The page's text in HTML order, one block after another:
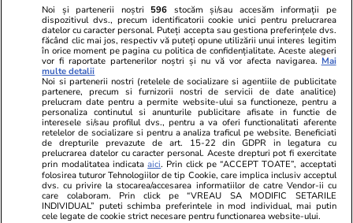
Traian Băsescu îi cere lui Ilie
Bolojan să refacă coaliția cu
PSD: „Trebuie să plătească ce
au stricat”
PARTENERI
Noi și partenerii noștri 596 stocăm și/sau accesăm informații pe
dispozitivul dvs., precum identificatorii cookie unici pentru prelucrarea
datelor cu caracter personal. Puteți accepta sau gestiona preferințele dvs.
făcând clic mai jos, respectiv vă puteți opune utilizării unui interes legitim
în orice moment pe pagina cu politica de confidențialitate. Aceste alegeri
vor fi raportate partenerilor noștri și nu vă vor afecta navigarea. Mai
multe detalii
Noi si partenerii nostri (retelele de socializare si agentiile de publicitate
partenere, precum si furnizorii nostri de servicii de date analitice)
prelucram date pentru a permite website-ului sa functioneze, pentru a
personaliza continutul si anunturile publicitare afisate in functie de
interesele si/sau profilul dvs., pentru a va oferi functionalitati aferente
retelelor de socializare si pentru a analiza traficul pe website. Beneficiati
de drepturile prevazute de art. 15-22 din GDPR in legatura cu
prelucrarea datelor cu caracter personal. Aceste drepturi pot fi exercitate
prin modalitatea indicataaici. Prin click pe “ACCEPT TOATE”, acceptati
folosirea tuturor Tehnologiilor de tip Cookie, care implica inclusiv acceptul
dvs. cu privire la stocarea/accesarea informatiilor de catre Vendor-ii cu
care colaboram. Prin click pe “VREAU SA MODIFIC SETARILE
INDIVIDUAL” puteti schimba preferintele in mod individual, mai putin
cele legate de cookie strict necesare pentru functionarea website-ului.